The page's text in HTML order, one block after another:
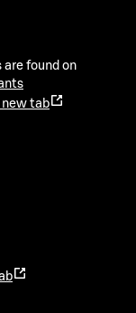
found on
new tab